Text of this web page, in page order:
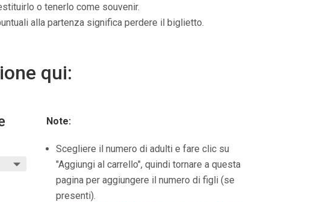
o tenerlo come souvenir.
alla partenza significa perdere il biglietto.
qui:
Note:
Scegliere il numero di adulti e fare clic su
"Aggiungi al carrello", quindi tornare a questa
pagina per aggiungere il numero di figli (se
presenti).